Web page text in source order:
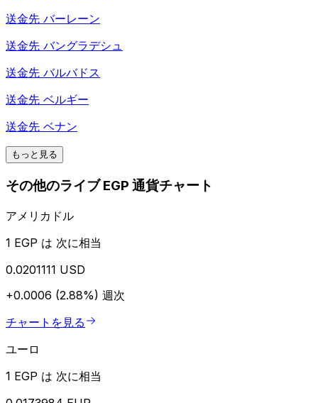
送金先 バーレーン
送金先 バングラデシュ
送金先 バルバドス
送金先 ベルギー
送金先 ベナン
もっと見る
その他のライブ EGP 通貨チャート
アメリカドル
1 EGP は 次に相当
0.0201111 USD
+0.0006 (2.88%) 週次
チャートを見る
ユーロ
1 EGP は 次に相当